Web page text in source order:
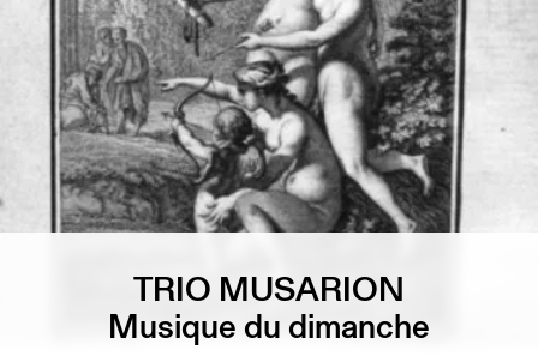
TRIO MUSARION
Musique du dimanche